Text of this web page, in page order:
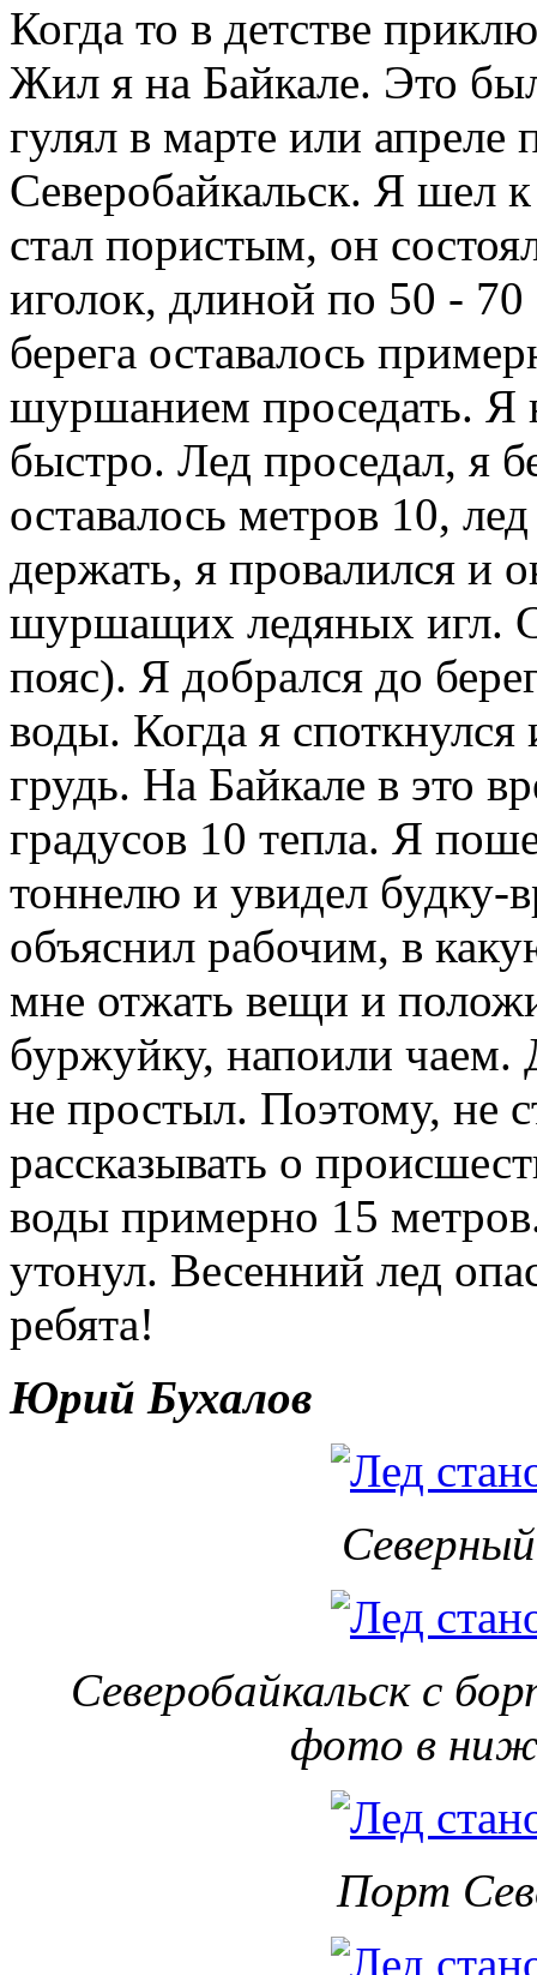
Когда то в детстве
Жил я на Байкале. Это
гулял в марте или апреле
Северобайкальск. Я шел
стал пористым, он
иголок, длиной по 50 - 70
берега оставалось
шуршанием проседать. Я
быстро. Лед проседал, я
оставалось метров 10,
держать, я провалился и
шуршащих ледяных игл.
пояс). Я добрался до
воды. Когда я
грудь. На Байкале в это
градусов 10 тепла. Я
тоннелю и увидел будку-
объяснил рабочим, в
мне отжать вещи и
буржуйку, напоили чаем.
не простыл. Поэтому, не
рассказывать о
воды примерно 15
утонул. Весенний лед
ребята!
Юрий Бухалов
Северобайкальск с
фото в
Порт